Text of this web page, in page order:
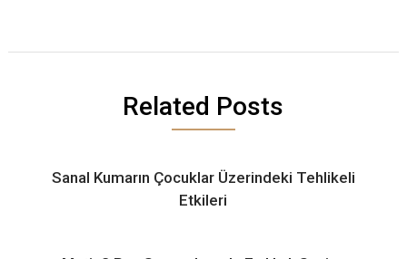
Related Posts
Sanal Kumarın Çocuklar Üzerindeki Tehlikeli
Etkileri